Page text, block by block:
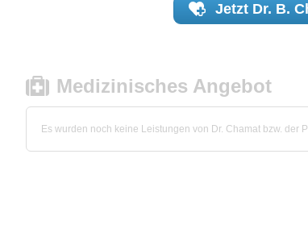
Jetzt Dr. B.
Medizinisches Angebot
Es wurden noch keine Leistungen von Dr. Chamat bzw. der